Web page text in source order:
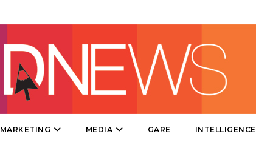
DESIGN
MARKETING MEDIA GARE INTELLIGENCE